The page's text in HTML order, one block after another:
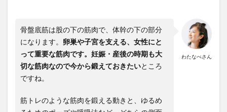
わたなべさん
骨盤底筋は股の下の筋肉で、体幹の下の部分
になります。 卵巣や子宮を支える、女性にと
って重要な筋肉です。妊娠・産後の時期も大
切な筋肉なので今から鍛えておきたいところ
ですね。
筋トレのような筋肉を鍛える動きと、ゆるめ